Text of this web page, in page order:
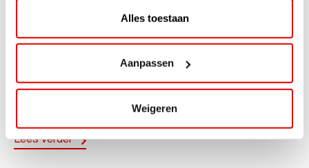
Alles toestaan
Aanpassen
Weigeren
ViaAVIA Super Deal: 20% korting bij
ViaAVIA Super Deal: €25 korting bij ViaLuxury Hotels
Lees verder